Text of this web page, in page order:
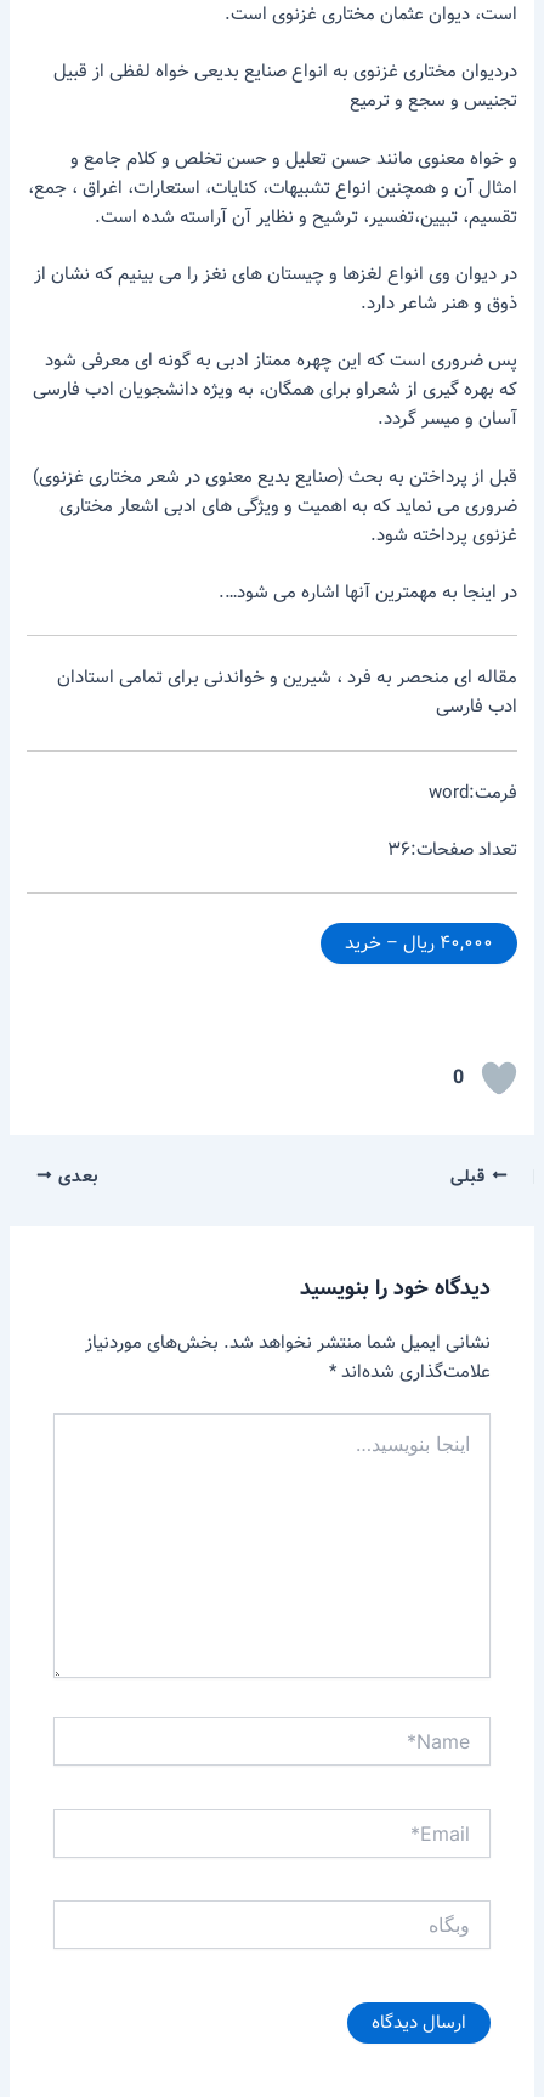
است، دیوان عثمان مختاری غزنوی است.
دردیوان مختاری غزنوی به انواع صنایع بدیعی خواه لفظی از قبیل
تجنیس و سجع و ترمیع
و خواه معنوی مانند حسن تعلیل و حسن تخلص و کلام جامع و
امثال آن و همچنین انواع تشبیهات، کنایات، استعارات، اغراق ، جمع،
تقسیم، تبیین،تفسیر، ترشیح و نظایر آن آراسته شده است.
در دیوان وی انواع لغزها و چیستان های نغز را می بینیم که نشان از
ذوق و هنر شاعر دارد.
پس ضروری است که این چهره ممتاز ادبی به گونه ای معرفی شود
که بهره گیری از شعراو برای همگان، به ویژه دانشجویان ادب فارسی
آسان و میسر گردد.
قبل از پرداختن به بحث (صنایع بدیع معنوی در شعر مختاری غزنوی)
ضروری می نماید که به اهمیت و ویژگی های ادبی اشعار مختاری
غزنوی پرداخته شود.
در اینجا به مهمترین آنها اشاره می شود….
مقاله ای منحصر به فرد ، شیرین و خواندنی برای تمامی استادان
ادب فارسی
فرمت:word
تعداد صفحات:۳۶
۴۰,۰۰۰ ریال – خرید
0
قبلی بعدی
دیدگاه‌ خود را بنویسید
نشانی ایمیل شما منتشر نخواهد شد. بخش‌های موردنیاز
علامت‌گذاری شده‌اند*
بنویسید…
Email*